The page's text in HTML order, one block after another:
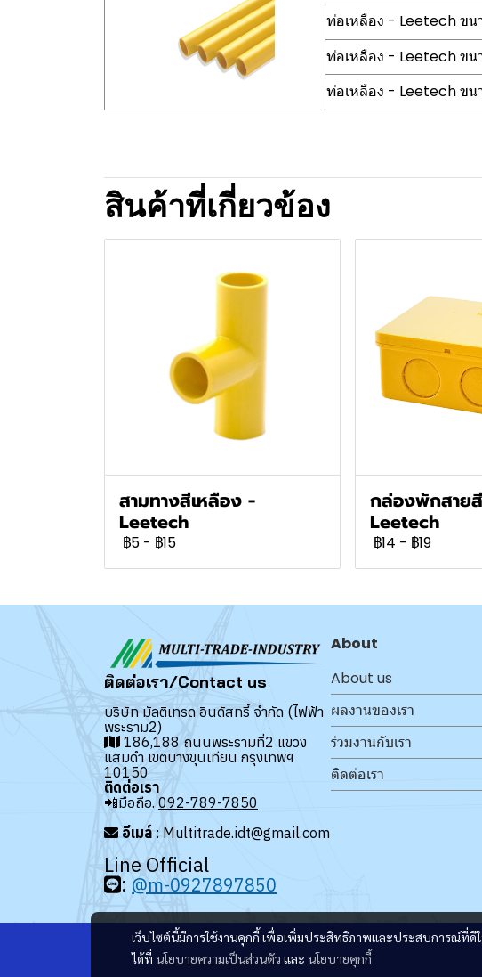
ท่อเหลือง - Leetech ขน
ท่อเหลือง - Leetech ข
ท่อเหลือง - Leetech ขน
สินค้าที่เกี่ยวข้อง
สามทางสีเหลือง -
Leetech
฿5 - ฿15
กล่องพักสาย
Leetech
฿14 - ฿19
เว็บไซต์นี้มีการใช้งานคุกกี้ เพื่อเพิ่มประสิทธิภาพและประสบการณ์ที่ดี
ได้ที่ นโยบายความเป็นส่วนตัว และ นโยบายคุกกี้
ติดต่อเรา/Contact us
บริษัท มัลติเทรด อินดัสทรี้ จำกัด (ไฟฟ้า
พระราม2)
186,188 ถนนพระรามที่2 แขวง
แสมดำ เขตบางขุนเทียน กรุงเทพฯ
10150
ติดต่อเรา
📲มือถือ. 092-789-7850
อีเมล์ : Multitrade.idt@gmail.com
Line Official
: @m-0927897850
About
About us
ผลงานของเรา
ร่วมงานกับเรา
ติดต่อเรา